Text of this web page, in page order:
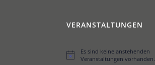
VERANSTALTUNGEN
Hinweis
Es sind keine anstehenden
Veranstaltungen vorhanden.